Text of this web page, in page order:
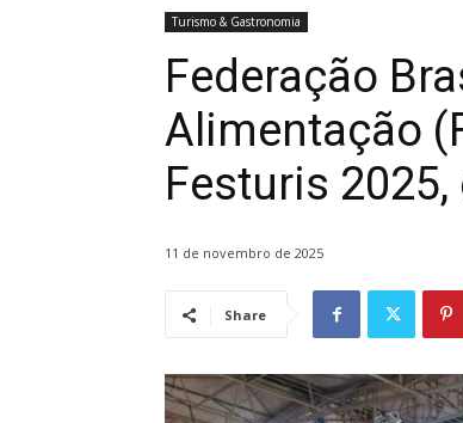
Turismo & Gastronomia
Federação
Alimentação
Festuris
11 de novembro de 2025
Share